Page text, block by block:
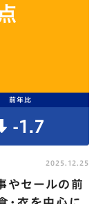
前年比
-1.7
やセールの前
2025.12.25